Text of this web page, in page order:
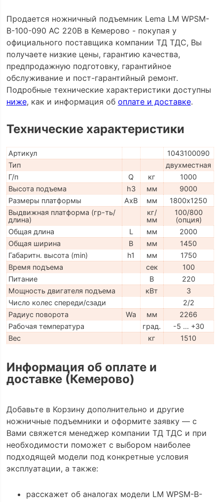
Продается ножничный подъемник Lema LM WPSM-
B-100-090 AC 220В в Кемерово - покупая у
официального поставщика компании ТД ТДС, Вы
получаете низкие цены, гарантию качества,
предпродажную подготовку, гарантийное
обслуживание и пост-гарантийный ремонт.
Подробные технические характеристики доступны
ниже, как и информация об оплате и доставке.
Технические характеристики
Артикул
1043100090
Тип
двухместная
Г/п
Q кг
1000
Высота подъема
h3 мм
9000
Размеры платформы
AxB мм
1800х1250
Выдвижная платформа (гр-ть/
длина)
кг/
мм
100/800
(опция)
Общая длина
L мм
2000
Общая ширина
B мм
1450
Габаритн. высота (min)
h1 мм
1750
Время подъема
сек
100
Питание
В
220
Мощность двигателя подъема
кВт
3
Число колес спереди/сзади
2/2
Радиус поворота
Wa мм
2266
Рабочая температура
град.
-5 … +30
Вес
кг 1510
Информация об оплате и
доставке (Кемерово)
Добавьте в Корзину дополнительно и другие
ножничные подъемники и оформите заявку — с
Вами свяжется менеджер компании ТД ТДС и при
необходимости поможет с выбором наиболее
подходящей модели под конкретные условия
эксплуатации, а также:
расскажет об аналогах модели LM WPSM-B-